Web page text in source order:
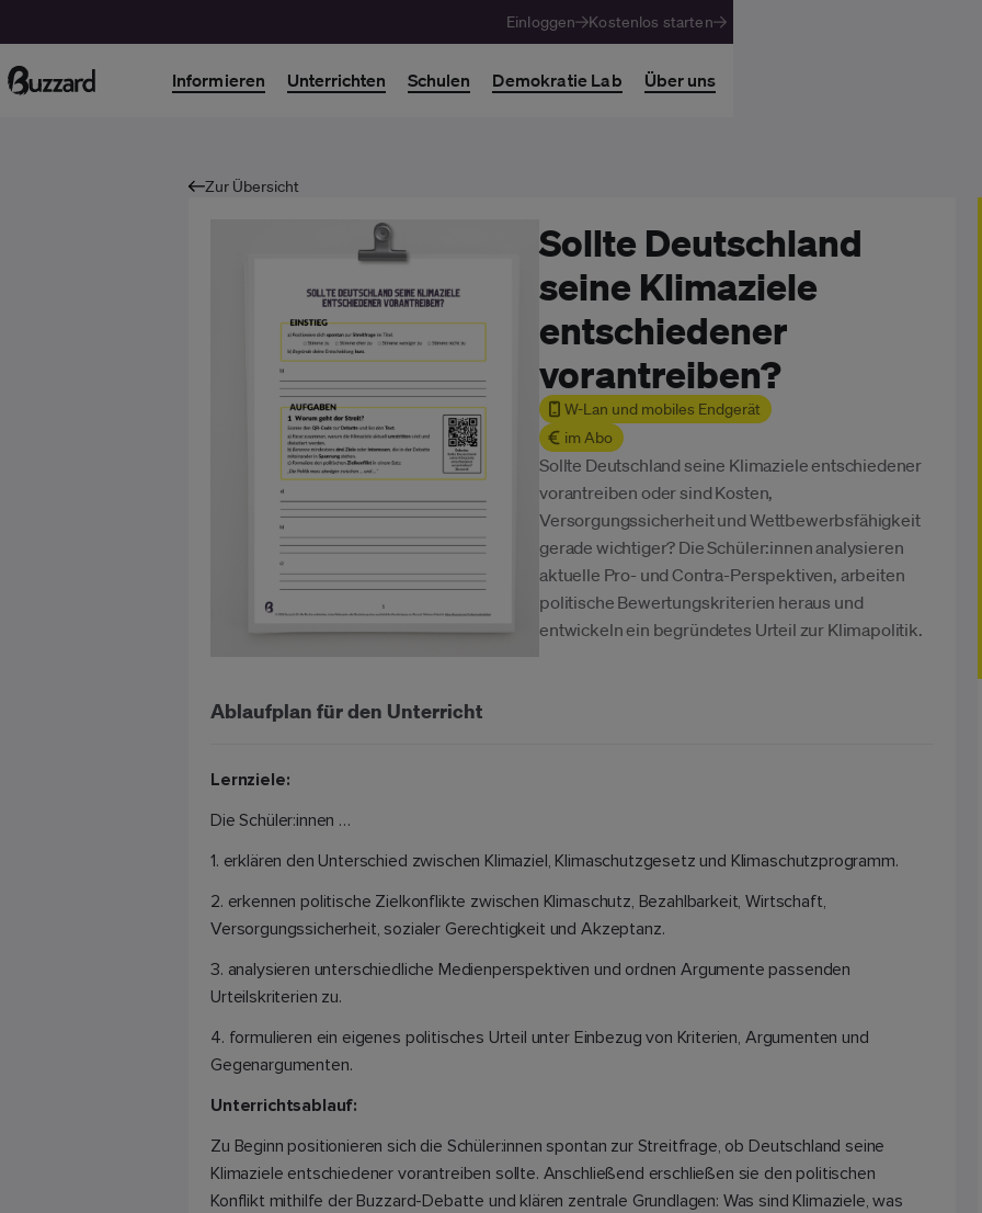
Einloggen Kostenlos starten
Informieren Unterrichten Schulen Demokratie Lab Über uns
Zur Übersicht
Sollte Deutschland
seine Klimaziele
entschiedener
vorantreiben?
W-Lan und mobiles Endgerät
im Abo
Sollte Deutschland seine Klimaziele entschiedener
vorantreiben oder sind Kosten,
Versorgungssicherheit und Wettbewerbsfähigkeit
gerade wichtiger? Die Schüler:innen analysieren
aktuelle Pro- und Contra-Perspektiven, arbeiten
politische Bewertungskriterien heraus und
entwickeln ein begründetes Urteil zur Klimapolitik.
Ablaufplan für den Unterricht
Lernziele:
Die Schüler:innen …
1. erklären den Unterschied zwischen Klimaziel, Klimaschutzgesetz und Klimaschutzprogramm.
2. erkennen politische Zielkonflikte zwischen Klimaschutz, Bezahlbarkeit, Wirtschaft,
Versorgungssicherheit, sozialer Gerechtigkeit und Akzeptanz.
3. analysieren unterschiedliche Medienperspektiven und ordnen Argumente passenden
Urteilskriterien zu.
4. formulieren ein eigenes politisches Urteil unter Einbezug von Kriterien, Argumenten und
Gegenargumenten.
Unterrichtsablauf:
Zu Beginn positionieren sich die Schüler:innen spontan zur Streitfrage, ob Deutschland seine
Klimaziele entschiedener vorantreiben sollte. Anschließend erschließen sie den politischen
Konflikt mithilfe der Buzzard-Debatte und klären zentrale Grundlagen: Was sind Klimaziele, was